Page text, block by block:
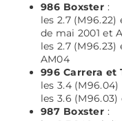
986 Boxster :
les 2.7 (M96.22)
de mai 2001 et
les 2.7
AM04
996 Carrera et
les 3.4
les 3.6
987 Boxster :